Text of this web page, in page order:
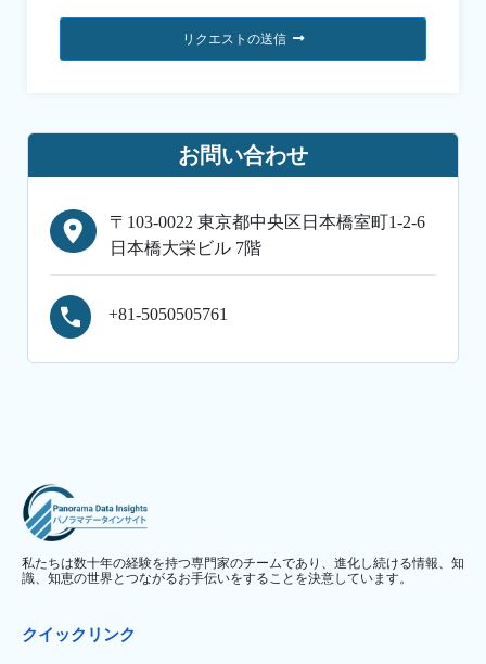
リクエストの送信
お問い合わせ
〒103-0022 東京都中央区日本橋室町1-2-6
日本橋大栄ビル 7階
+81-5050505761
私たちは数十年の経験を持つ専門家のチームであり、進化し続ける情報、知
識、知恵の世界とつながるお手伝いをすることを決意しています。
クイックリンク